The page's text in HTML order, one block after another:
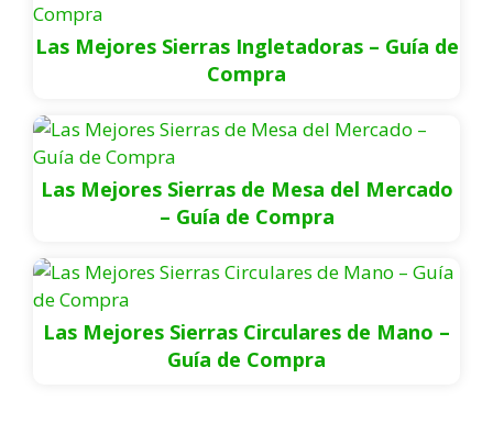
Las Mejores Sierras Ingletadoras – Guía de
Compra
Las Mejores Sierras de Mesa del Mercado
– Guía de Compra
Las Mejores Sierras Circulares de Mano –
Guía de Compra